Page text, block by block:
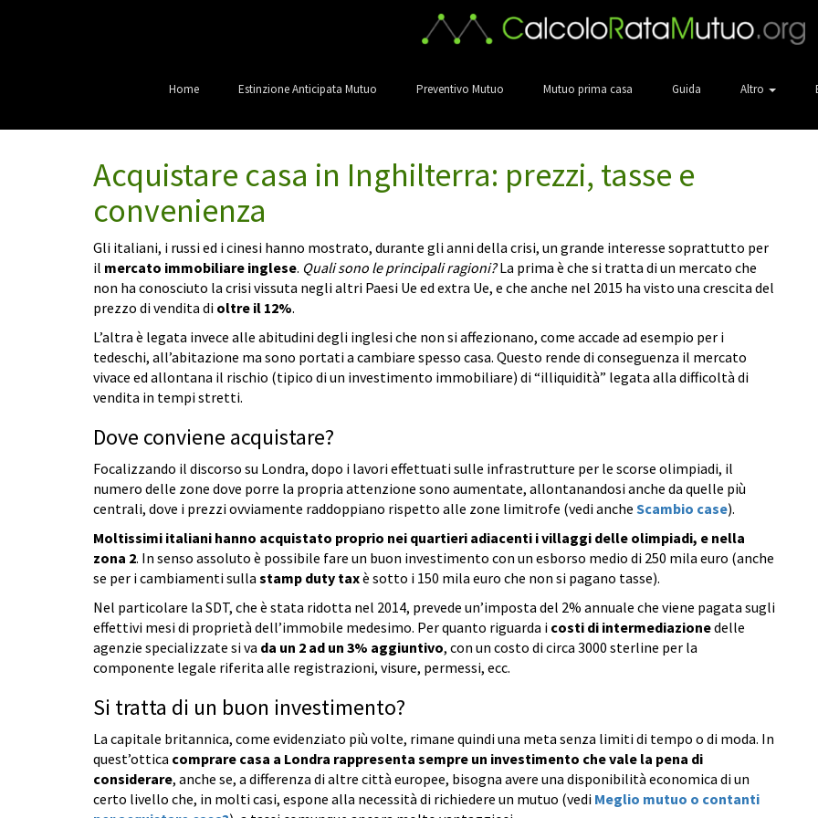
Home Estinzione Anticipata Mutuo Preventivo Mutuo Mutuo prima casa Guida Altro
Acquistare casa in Inghilterra: prezzi, tasse e
convenienza
Gli italiani, i russi ed i cinesi hanno mostrato, durante gli anni della crisi, un grande interesse soprattutto per
il mercato immobiliare inglese. Quali sono le principali ragioni?La prima è che si tratta di un mercato che
non ha conosciuto la crisi vissuta negli altri Paesi Ue ed extra Ue, e che anche nel 2015 ha visto una crescita del
prezzo di vendita di oltre il 12%.
L’altra è legata invece alle abitudini degli inglesi che non si affezionano, come accade ad esempio per i
tedeschi, all’abitazione ma sono portati a cambiare spesso casa. Questo rende di conseguenza il mercato
vivace ed allontana il rischio (tipico di un investimento immobiliare) di “illiquidità” legata alla difficoltà di
vendita in tempi stretti.
Dove conviene acquistare?
Focalizzando il discorso su Londra, dopo i lavori effettuati sulle infrastrutture per le scorse olimpiadi, il
numero delle zone dove porre la propria attenzione sono aumentate, allontanandosi anche da quelle più
centrali, dove i prezzi ovviamente raddoppiano rispetto alle zone limitrofe (vedi anche Scambio case).
Moltissimi italiani hanno acquistato proprio nei quartieri adiacenti i villaggi delle olimpiadi, e nella
zona 2. In senso assoluto è possibile fare un buon investimento con un esborso medio di 250 mila euro (anche
se per i cambiamenti sulla stamp duty taxè sotto i 150 mila euro che non si pagano tasse).
Nel particolare la SDT, che è stata ridotta nel 2014, prevede un’imposta del 2% annuale che viene pagata sugli
effettivi mesi di proprietà dell’immobile medesimo. Per quanto riguarda i costi di intermediazionedelle
agenzie specializzate si va da un 2 ad un 3% aggiuntivo, con un costo di circa 3000 sterline per la
componente legale riferita alle registrazioni, visure, permessi, ecc.
Si tratta di un buon investimento?
La capitale britannica, come evidenziato più volte, rimane quindi una meta senza limiti di tempo o di moda. In
quest’ottica comprare casa a Londra rappresenta sempre un investimento che vale la pena di
considerare, anche se, a differenza di altre città europee, bisogna avere una disponibilità economica di un
certo livello che, in molti casi, espone alla necessità di richiedere un mutuo (vedi Meglio mutuo o contanti